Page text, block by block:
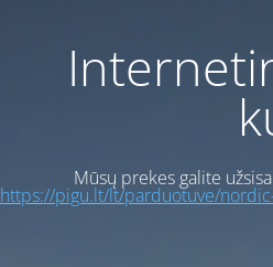
Mūsų prekes galite
https://pigu.lt/lt/parduotuve/